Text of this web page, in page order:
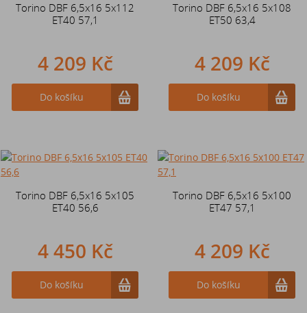
Torino DBF 6,5x16 5x112
ET40 57,1
4 209 Kč
Do košíku
Torino DBF 6,5x16 5x108
ET50 63,4
4 209 Kč
Do košíku
Torino DBF 6,5x16 5x105
ET40 56,6
4 450 Kč
Do košíku
Torino DBF 6,5x16 5x100
ET47 57,1
4 209 Kč
Do košíku